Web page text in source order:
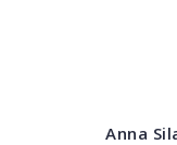
Anna